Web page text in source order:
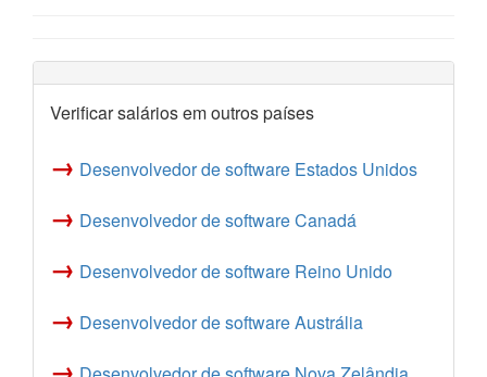
Verificar salários em outros países
→ Desenvolvedor de software Estados Unidos
→ Desenvolvedor de software Canadá
→ Desenvolvedor de software Reino Unido
→ Desenvolvedor de software Austrália